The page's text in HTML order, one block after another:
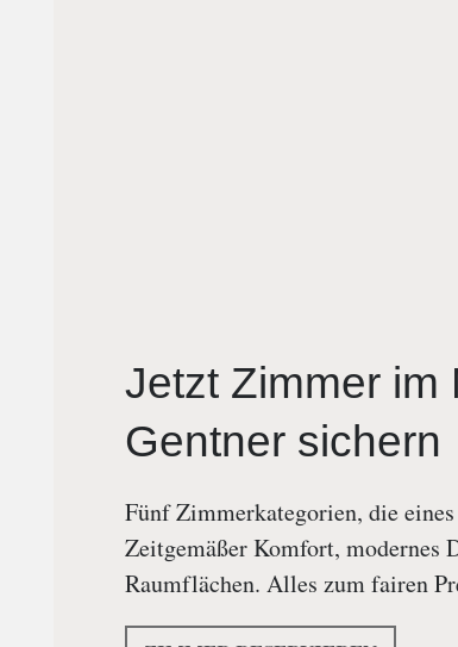
Jetzt Zimmer im
Gentner sichern
Fünf Zimmerkategorien, die
Zeitgemäßer Komfort, modernes
Raumflächen. Alles zum fairen